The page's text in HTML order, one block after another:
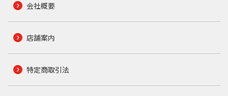
会社概要
店舗案内
特定商取引法